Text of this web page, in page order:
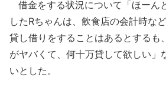
借金をする状況について「ほーん
したRちゃんは、飲食店の会計時な
貸し借りをすることはあるとするも
がヤバくて、何十万貸して欲しい」
いとした。